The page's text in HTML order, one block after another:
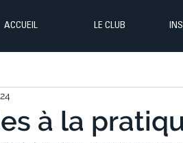
ACCUEIL LE CLUB
à la